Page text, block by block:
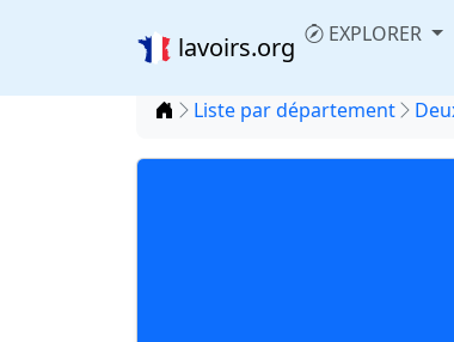
lavoirs.org EXPLORER
Accueil
Liste par département